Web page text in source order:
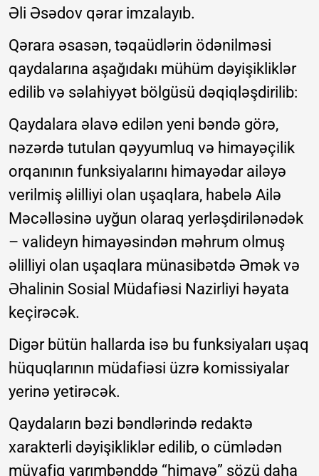
Əli Əsədov qərar imzalayıb.
Qərara əsasən, təqaüdlərin ödənilməsi
qaydalarına aşağıdakı mühüm dəyişikliklər
edilib və səlahiyyət bölgüsü dəqiqləşdirilib:
Qaydalara əlavə edilən yeni bəndə görə,
nəzərdə tutulan qəyyumluq və himayəçilik
orqanının funksiyalarını himayədar ailəyə
verilmiş əlilliyi olan uşaqlara, habelə Ailə
Məcəlləsinə uyğun olaraq yerləşdirilənədək
– valideyn himayəsindən məhrum olmuş
əlilliyi olan uşaqlara münasibətdə Əmək və
Əhalinin Sosial Müdafiəsi Nazirliyi həyata
keçirəcək.
Digər bütün hallarda isə bu funksiyaları uşaq
hüquqlarının müdafiəsi üzrə komissiyalar
yerinə yetirəcək.
Qaydaların bəzi bəndlərində redaktə
xarakterli dəyişikliklər edilib, o cümlədən
müvafiq yarımbənddə “himayə” sözü daha